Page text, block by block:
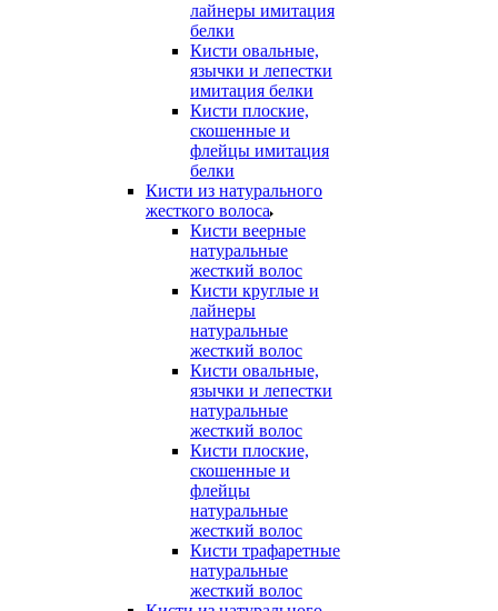
лайнеры имитация
белки
Кисти овальные,
язычки и лепестки
имитация белки
Кисти плоские,
скошенные и
флейцы имитация
белки
Кисти из натурального
жесткого волоса
Кисти веерные
натуральные
жесткий волос
Кисти круглые и
лайнеры
натуральные
жесткий волос
Кисти овальные,
язычки и лепестки
натуральные
жесткий волос
Кисти плоские,
скошенные и
флейцы
натуральные
жесткий волос
Кисти трафаретные
натуральные
жесткий волос